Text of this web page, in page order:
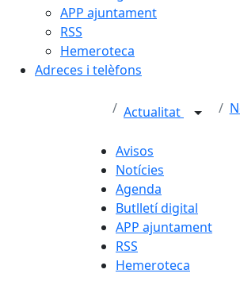
APP ajuntament
RSS
Hemeroteca
Adreces i telèfons
Actualitat
Avisos
Notícies
Agenda
Butlletí digital
APP ajuntament
RSS
Hemeroteca